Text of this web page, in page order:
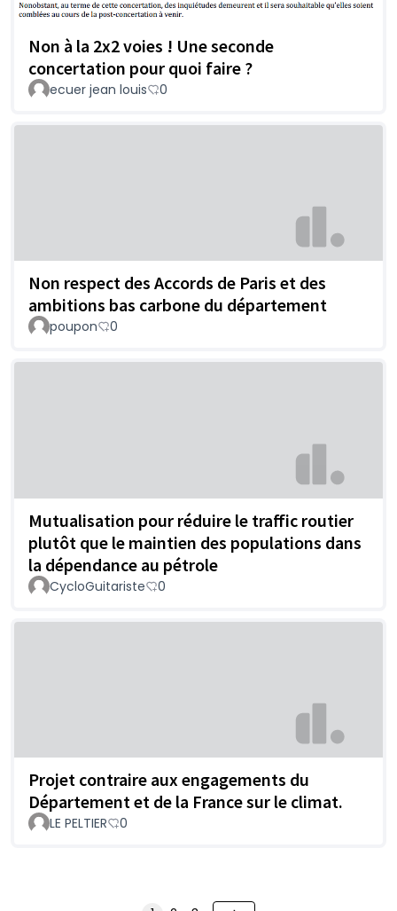
Non à la 2x2 voies ! Une seconde
concertation pour quoi faire ?
ecuer jean louis 0
Non respect des Accords de Paris et des
ambitions bas carbone du département
poupon 0
Mutualisation pour réduire le traffic routier
plutôt que le maintien des populations dans
la dépendance au pétrole
CycloGuitariste 0
Projet contraire aux engagements du
Département et de la France sur le climat.
LE PELTIER 0